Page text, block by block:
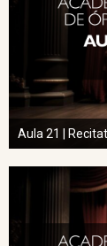
Aula 21 |